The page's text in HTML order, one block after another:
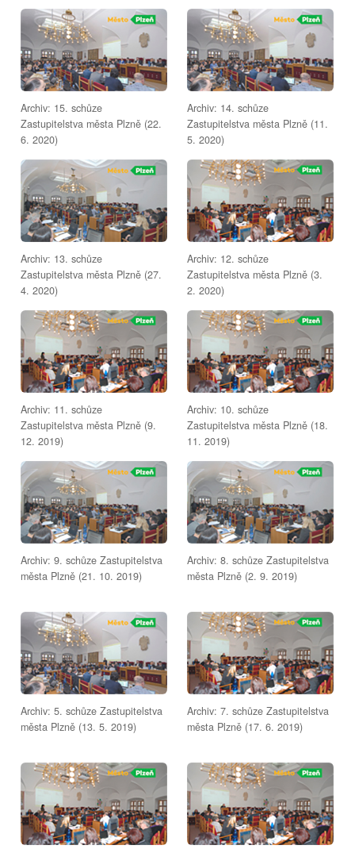
Archiv: 15. schůze
Zastupitelstva města Plzně (22.
6. 2020)
Archiv: 14. schůze
Zastupitelstva města Plzně (11.
5. 2020)
Archiv: 13. schůze
Zastupitelstva města Plzně (27.
4. 2020)
Archiv: 12. schůze
Zastupitelstva města Plzně (3.
2. 2020)
Archiv: 11. schůze
Zastupitelstva města Plzně (9.
12. 2019)
Archiv: 10. schůze
Zastupitelstva města Plzně (18.
11. 2019)
Archiv: 9. schůze Zastupitelstva
města Plzně (21. 10. 2019)
Archiv: 8. schůze Zastupitelstva
města Plzně (2. 9. 2019)
Archiv: 5. schůze Zastupitelstva
města Plzně (13. 5. 2019)
Archiv: 7. schůze Zastupitelstva
města Plzně (17. 6. 2019)